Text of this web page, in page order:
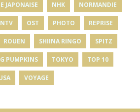
JAPONAISE NHK NORMANDIE
NTV OST PHOTO REPRISE
ROUEN SHIINA RINGO SPITZ
PUMPKINS TOKYO TOP 10
VOYAGE